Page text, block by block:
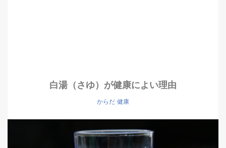
白湯（さゆ）が健康によい理由
からだ 健康